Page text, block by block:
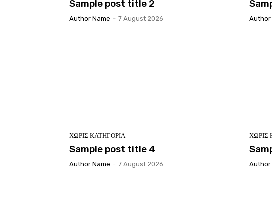
Sample post title 2
Author Name - 7 August 2026 Author
ΧΩΡΊΣ ΚΑΤΗΓΟΡΊΑ
Sample post title 4
Author Name - 7 August 2026
ΧΩΡΊΣ
Author